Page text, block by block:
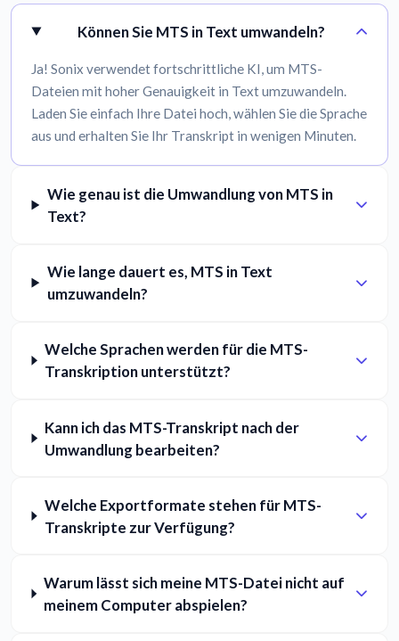
Können Sie MTS in Text umwandeln?
Ja! Sonix verwendet fortschrittliche KI, um MTS-
Dateien mit hoher Genauigkeit in Text umzuwandeln.
Laden Sie einfach Ihre Datei hoch, wählen Sie die Sprache
aus und erhalten Sie Ihr Transkript in wenigen Minuten.
Wie genau ist die Umwandlung von MTS in
Text?
Wie lange dauert es, MTS in Text
umzuwandeln?
Welche Sprachen werden für die MTS-
Transkription unterstützt?
Kann ich das MTS-Transkript nach der
Umwandlung bearbeiten?
Welche Exportformate stehen für MTS-
Transkripte zur Verfügung?
Warum lässt sich meine MTS-Datei nicht auf
meinem Computer abspielen?